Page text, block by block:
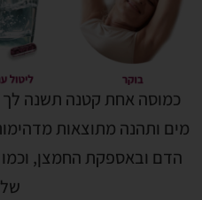
מים ותהנה מתוצאות
הדם ובאספקת החמצן, וכמו